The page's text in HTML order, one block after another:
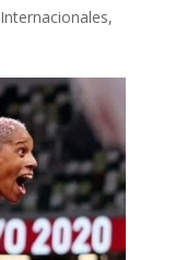
Internacionales,